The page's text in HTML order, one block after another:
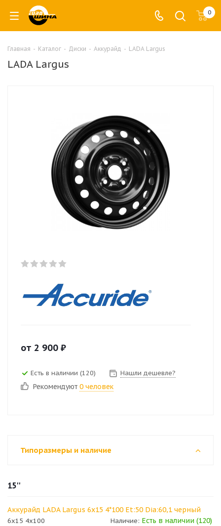
0
Главная - Каталог - Диски - Аккурайд - LADA Largus
LADA Largus
от 2 900 ₽
Есть в наличии (120) Нашли дешевле?
Рекомендуют 0 человек
Типоразмеры и наличие
15''
Аккурайд LADA Largus 6x15 4*100 Et:50 Dia:60,1 черный
6x15 4x100 Наличие: Есть в наличии (120)